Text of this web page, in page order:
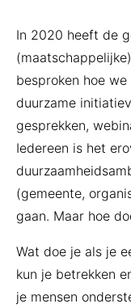
In 2020 heeft de
besproken hoe
duurzame
gesprekken,
Iedereen is het
(gemeente,
gaan. Maar hoe
Wat doe je als je
kun je betrekken
je mensen